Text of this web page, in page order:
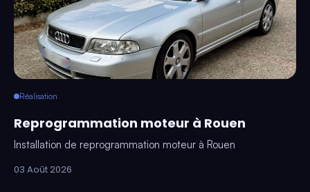
Réalisation
Reprogrammation moteur à Rouen
Installation de reprogrammation moteur à Rouen
03 Août 2026